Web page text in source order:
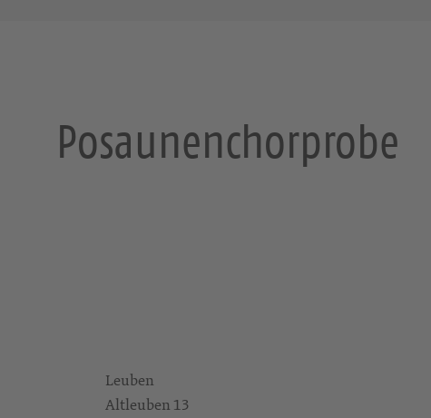
Posaunenchorprobe
Leuben
Altleuben 13